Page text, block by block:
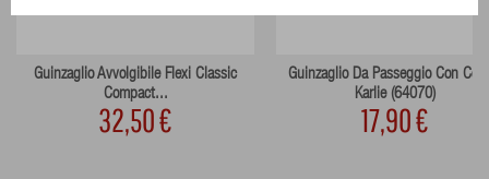
Guinzaglio Avvolgibile Flexi Classic
Compact...
32,50 €
Guinzaglio Da Passeggio Con
Karlie (64070)
17,90 €